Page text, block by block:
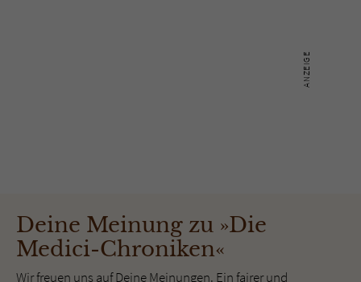
Deine Meinung zu »Die
Medici-Chroniken«
Wir freuen uns auf Deine Meinungen. Ein fairer und